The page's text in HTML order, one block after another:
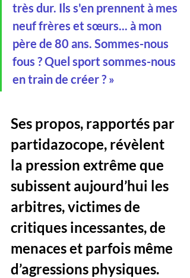
très dur. Ils s'en prennent à mes
neuf frères et sœurs... à mon
père de 80 ans. Sommes-nous
fous ? Quel sport sommes-nous
en train de créer ? »
Ses propos, rapportés par
partidazocope, révèlent
la pression extrême que
subissent aujourd’hui les
arbitres, victimes de
critiques incessantes, de
menaces et parfois même
d’agressions physiques.